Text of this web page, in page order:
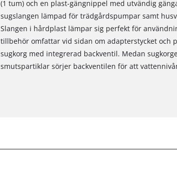
(1 tum) och en plast-gängnippel med utvändig
sugslangen lämpad för trädgårdspumpar samt
Slangen i hårdplast lämpar sig perfekt för
tillbehör omfattar vid sidan om adapterstycket och
sugkorg med integrerad backventil. Medan
smutspartiklar sörjer backventilen för att